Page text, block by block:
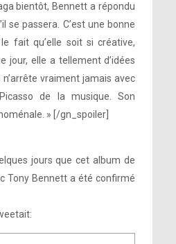
bientôt, Bennett a répondu
se passera. C’est une bonne
fait qu’elle soit si créative,
jour, elle a tellement d’idées
vraiment jamais avec
de la musique. Son
» [/gn_spoiler]
jours que cet album de
Tony Bennett a été confirmé